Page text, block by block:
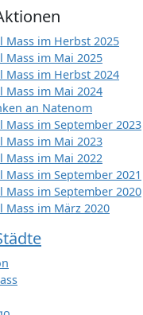
Mass im Herbst 2025
Mass im Mai 2025
Mass im Herbst 2024
Mass im Mai 2024
an Natenom
Mass im September 2023
Mass im Mai 2023
Mass im Mai 2022
im September 2021
Mass im September 2020
Mass im März 2020